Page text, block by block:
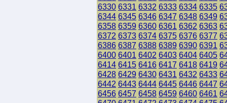
6330 6331 6332 6333 6334 6335
6344 6345 6346 6347 6348 6349
6358 6359 6360 6361 6362 6363
6372 6373 6374 6375 6376 6377
6386 6387 6388 6389 6390 6391
6400 6401 6402 6403 6404 6405
6414 6415 6416 6417 6418 6419
6428 6429 6430 6431 6432 6433
6442 6443 6444 6445 6446 6447
6456 6457 6458 6459 6460 6461